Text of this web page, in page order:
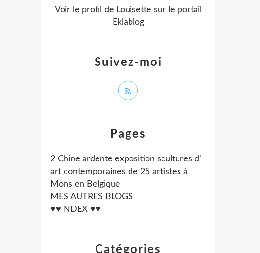
Catégories
Pages
2 Chine ardente exposition scultures d'
art contemporaines de 25 artistes à
Mons en Belgique
MES AUTRES BLOGS
♥♥ NDEX ♥♥
Suivez-moi
Voir le profil de Louisette sur le portail
Eklablog